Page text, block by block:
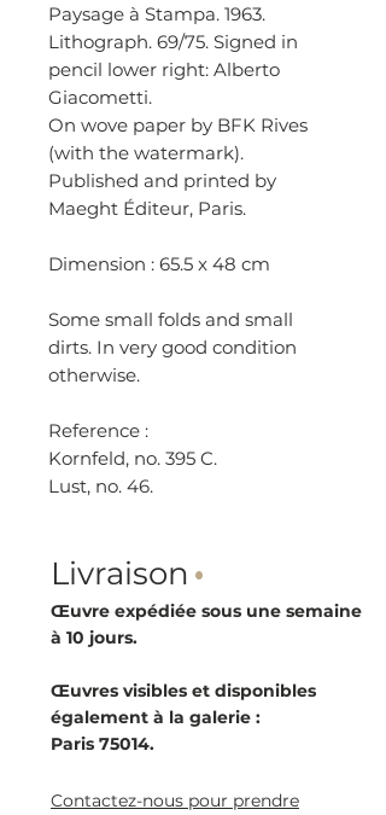
Paysage à Stampa. 1963.
Lithograph. 69/75. Signed in
pencil lower right: Alberto
Giacometti.
On wove paper by BFK Rives
(with the watermark).
Published and printed by
Maeght Éditeur, Paris.
Dimension : 65.5 x 48 cm
Some small folds and small
dirts. In very good condition
otherwise.
Reference :
Kornfeld, no. 395 C.
Lust, no. 46.
Livraison ·
Œuvre expédiée sous une semaine
à 10 jours.
Œuvres visibles et disponibles
également à la galerie :
Paris 75014.
Contactez-nous pour prendre